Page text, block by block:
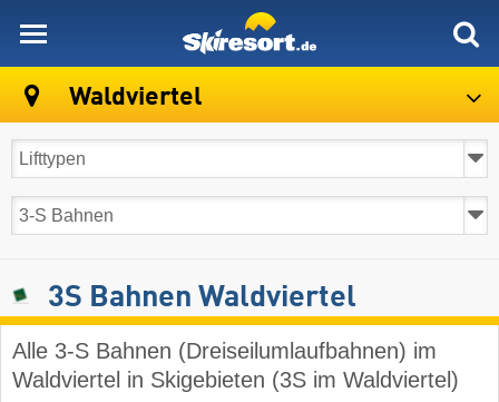
Waldviertel
3S Bahnen Waldviertel
Alle 3-S Bahnen (Dreiseilumlaufbahnen) im
Waldviertel in Skigebieten (3S im Waldviertel)